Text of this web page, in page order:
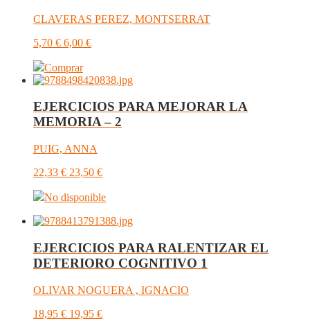
CLAVERAS PEREZ, MONTSERRAT
5,70 € 6,00 €
Comprar
EJERCICIOS PARA MEJORAR LA
MEMORIA – 2
PUIG, ANNA
22,33 € 23,50 €
No disponible
EJERCICIOS PARA RALENTIZAR EL
DETERIORO COGNITIVO 1
OLIVAR NOGUERA , IGNACIO
18,95 € 19,95 €